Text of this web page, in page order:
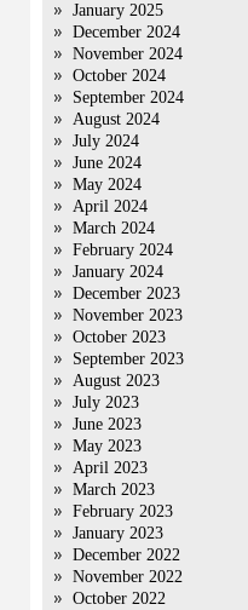
January 2025
December 2024
November 2024
October 2024
September 2024
August 2024
July 2024
June 2024
May 2024
April 2024
March 2024
February 2024
January 2024
December 2023
November 2023
October 2023
September 2023
August 2023
July 2023
June 2023
May 2023
April 2023
March 2023
February 2023
January 2023
December 2022
November 2022
October 2022